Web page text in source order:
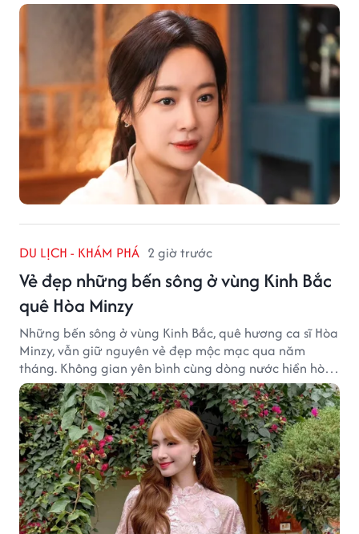
DU LỊCH - KHÁM PHÁ 2 giờ trước
Vẻ đẹp những bến sông ở vùng Kinh Bắc
quê Hòa Minzy
Những bến sông ở vùng Kinh Bắc, quê hương ca sĩ Hòa
Minzy, vẫn giữ nguyên vẻ đẹp mộc mạc qua năm
tháng. Không gian yên bình cùng dòng nước hiền hòa
tạo nên một góc Bắc Ninh rất đáng để khám phá.